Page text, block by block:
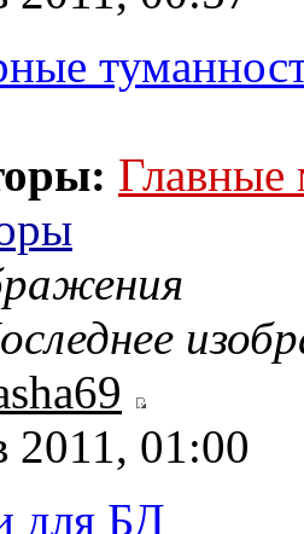
Главные
2011, 01:00
для БД